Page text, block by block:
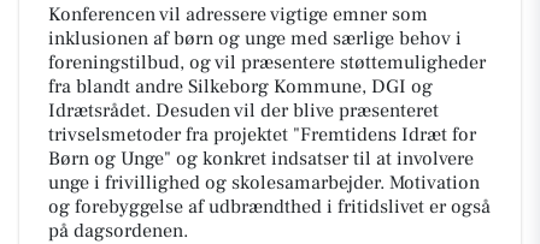
Konferencen vil adressere vigtige emner som
inklusionen af børn og unge med særlige behov i
foreningstilbud, og vil præsentere støttemuligheder
fra blandt andre Silkeborg Kommune, DGI og
Idrætsrådet. Desuden vil der blive præsenteret
trivselsmetoder fra projektet "Fremtidens Idræt for
Børn og Unge" og konkret indsatser til at involvere
unge i frivillighed og skolesamarbejder. Motivation
og forebyggelse af udbrændthed i fritidslivet er også
på dagsordenen.